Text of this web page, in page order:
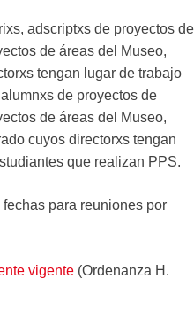
adscriptxs de proyectos de
de áreas del Museo,
tengan lugar de trabajo
de proyectos de
de áreas del Museo,
cuyos directorxs tengan
que realizan PPS.
para reuniones por
vigente (Ordenanza H.